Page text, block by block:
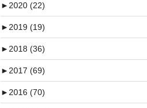
►2020 (22)
►2019 (19)
►2018 (36)
►2017 (69)
►2016 (70)